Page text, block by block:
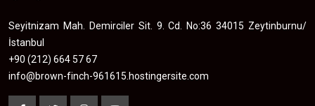
Seyitnizam Mah. Demirciler Sit. 9. Cd. No:36 34015 Zeytinburnu/
İstanbul
+90 (212) 664 57 67
info@brown-finch-961615.hostingersite.com